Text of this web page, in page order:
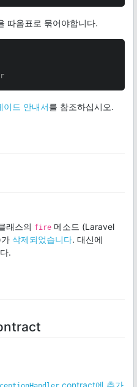
따옴표로 묶어야합니다.
드 안내서를 참조하십시오.
래스의 fire 메소드 (Laravel
삭제되었습니다. 대신에
.